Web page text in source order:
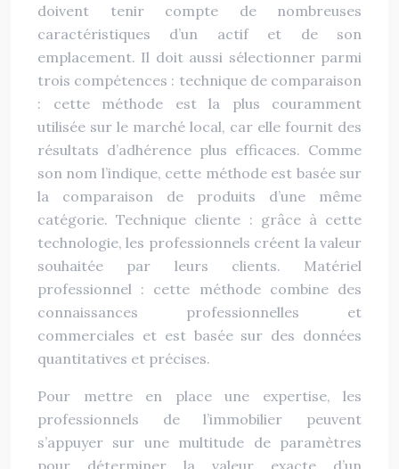
doivent tenir compte de nombreuses
caractéristiques d’un actif et de son
emplacement. Il doit aussi sélectionner parmi
trois compétences : technique de comparaison
: cette méthode est la plus couramment
utilisée sur le marché local, car elle fournit des
résultats d’adhérence plus efficaces. Comme
son nom l’indique, cette méthode est basée sur
la comparaison de produits d’une même
catégorie. Technique cliente : grâce à cette
technologie, les professionnels créent la valeur
souhaitée par leurs clients. Matériel
professionnel : cette méthode combine des
connaissances professionnelles et
commerciales et est basée sur des données
quantitatives et précises.
Pour mettre en place une expertise, les
professionnels de l’immobilier peuvent
s’appuyer sur une multitude de paramètres
pour déterminer la valeur exacte d’un